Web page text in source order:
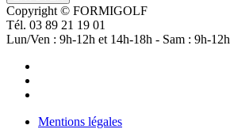
Copyright © FORMIGOLF
Tél. 03 89 21 19 01
Lun/Ven : 9h-12h et 14h-18h - Sam : 9h-12h
Mentions légales